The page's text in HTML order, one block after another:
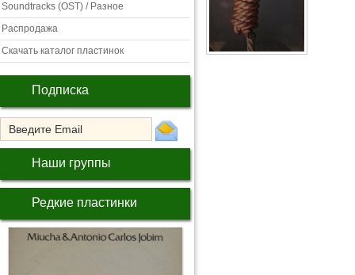
Soundtracks (OST) / Разное
Распродажа
Скачать каталог пластинок
Подписка
Наши группы
Редкие пластинки